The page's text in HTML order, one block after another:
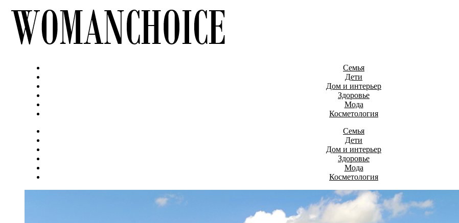
Семья
Дети
Дом и интерьер
Здоровье
Мода
Косметология
Семья
Дети
Дом и интерьер
Здоровье
Мода
Косметология